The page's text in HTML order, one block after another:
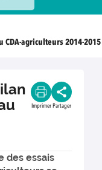
agriculteurs 2014-2015
Imprimer Partager
des essais